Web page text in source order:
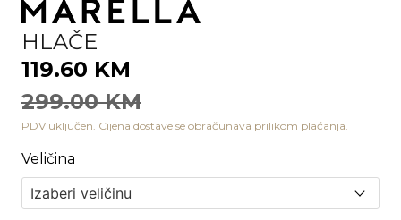
HLAČE
119.60 KM
299.00 KM
PDV uključen. Cijena dostave se obračunava prilikom plaćanja.
Veličina